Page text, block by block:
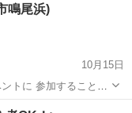
鳴尾浜)
10月15日
り